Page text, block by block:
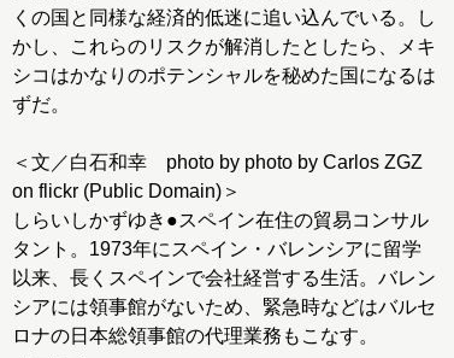
くの国と同様な経済的低迷に追い込んでいる。し
かし、これらのリスクが解消したとしたら、メキ
シコはかなりのポテンシャルを秘めた国になるは
ずだ。
＜文／白石和幸 photo by photo by Carlos ZGZ
on flickr (Public Domain)＞
しらいしかずゆき●スペイン在住の貿易コンサル
タント。1973年にスペイン・バレンシアに留学
以来、長くスペインで会社経営する生活。バレン
シアには領事館がないため、緊急時などはバルセ
ロナの日本総領事館の代理業務もこなす。